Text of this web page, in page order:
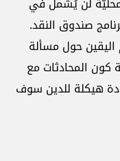
صندوق النقد.
حول مسألة
كون المحادثات مع
هيكلة للدين سوف